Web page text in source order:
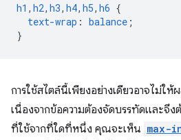
h1 , h2, h3, h4, h5, h6 {
text-wrap : balance ;
}
การใช้สไตล์นี้เพียงอย่างเดียวอาจไม่ใ
เนื่องจากข้อความต้องจัดบรรทัดและจึง
ที่ใช้จากที่ใดที่หนึ่ง คุณจะเห็น max-